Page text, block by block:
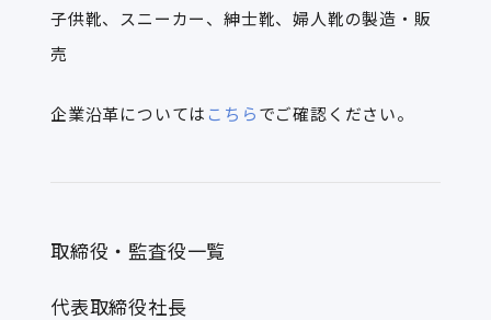
子供靴、スニーカー、紳士靴、婦人靴の製造・販
売
企業沿革については こちら でご確認ください。
取締役・監査役一覧
代表取締役社長